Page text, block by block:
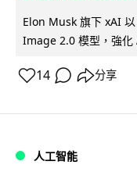
Elon Musk 旗下 xAI
Image 2.0 模型，強化
14 分享
人工智能